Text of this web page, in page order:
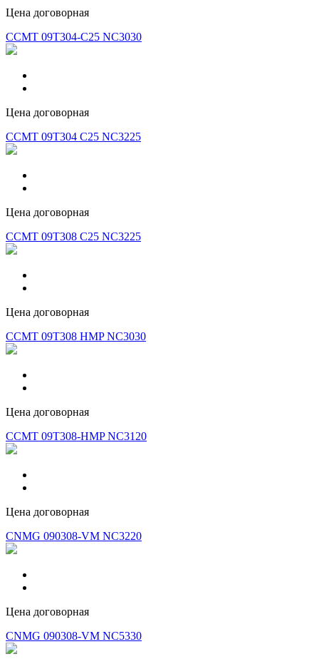
Цена договорная
CCMT 09T304-C25 NC3030
Цена договорная
CCMT 09T304 C25 NC3225
Цена договорная
CCMT 09T308 C25 NC3225
Цена договорная
CCMT 09T308 HMP NC3030
Цена договорная
CCMT 09T308-HMP NC3120
Цена договорная
CNMG 090308-VM NC3220
Цена договорная
CNMG 090308-VM NC5330